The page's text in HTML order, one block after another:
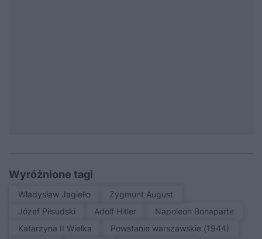
Wyróżnione tagi
Władysław Jagiełło
Zygmunt August
Józef Piłsudski
Adolf Hitler
Napoleon Bonaparte
Katarzyna II Wielka
Powstanie warszawskie (1944)